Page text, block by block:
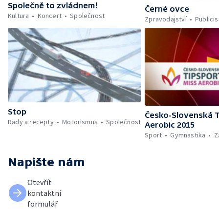
Společně to zvládnem!
Kultura
Koncert Společnost
Černé ovce
Zpravodajství
Stop
Rady a recepty
Motorismus Společnost
Česko-Slovenská
Aerobic 2015
Sport
Gymnastika
Napište nám
Otevřít
kontaktní
formulář